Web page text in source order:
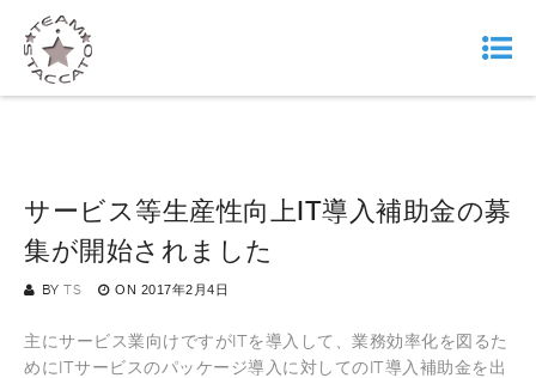
サービス等生産性向上IT導入補助金の募
集が開始されました
BY TS ON 2017年2月4日
主にサービス業向けですがITを導入して、業務効率化を図るた
めにITサービスのパッケージ導入に対してのIT導入補助金を出